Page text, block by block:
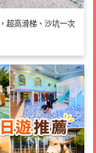
超高滑梯、沙坑一次